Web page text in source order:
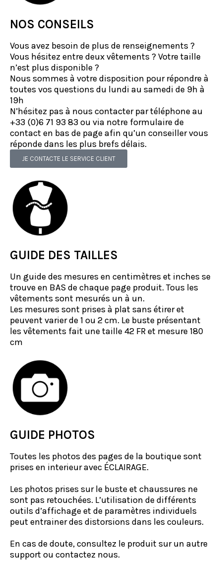
NOS CONSEILS
Vous avez besoin de plus de renseignements ?
Vous hésitez entre deux vêtements ? Votre taille
n’est plus disponible ?
Nous sommes à votre disposition pour répondre à
toutes vos questions du lundi au samedi de 9h à
19h
N’hésitez pas à nous contacter par téléphone au
+33 (0)6 71 93 83 ou via notre formulaire de
contact en bas de page afin qu’un conseiller vous
réponde dans les plus brefs délais.
JE CONTACTE LE SERVICE CLIENT
GUIDE DES TAILLES
Un guide des mesures en centimètres et inches se
trouve en BAS de chaque page produit. Tous les
vêtements sont mesurés un à un.
Les mesures sont prises à plat sans étirer et
peuvent varier de 1 ou 2 cm. Le buste présentant
les vêtements fait une taille 42 FR et mesure 180
cm
GUIDE PHOTOS
Toutes les photos des pages de la boutique sont
prises en interieur avec ÉCLAIRAGE.
Les photos prises sur le buste et chaussures ne
sont pas retouchées. L’utilisation de différents
outils d’affichage et de paramètres individuels
peut entrainer des distorsions dans les couleurs.
En cas de doute, consultez le produit sur un autre
support ou contactez nous.